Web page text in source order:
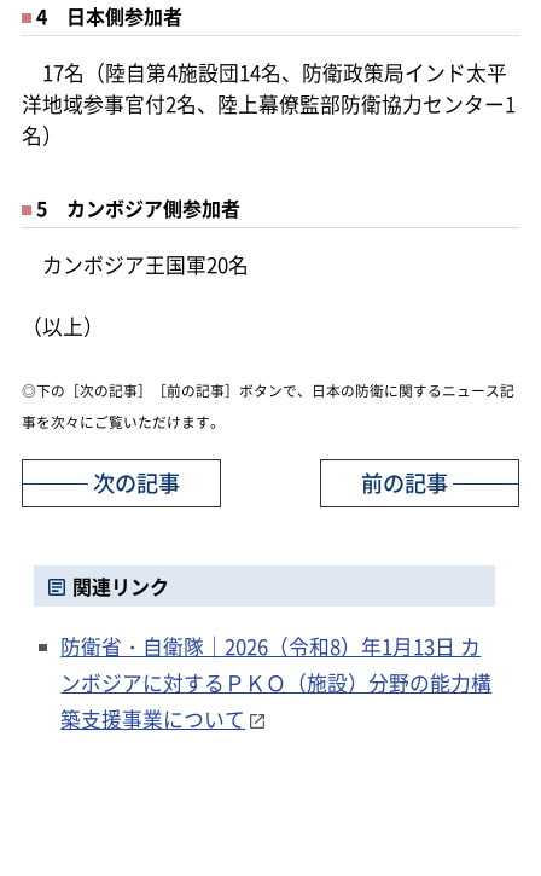
4 日本側参加者
17名（陸自第4施設団14名、防衛政策局インド太平
洋地域参事官付2名、陸上幕僚監部防衛協力センター1
名）
5 カンボジア側参加者
カンボジア王国軍20名
（以上）
◎下の［次の記事］［前の記事］ボタンで、日本の防衛に関するニュース記
事を次々にご覧いただけます。
前の記事
次の記事
関連リンク
防衛省・自衛隊｜2026（令和8）年1月13日 カ
ンボジアに対するＰＫＯ（施設）分野の能力構
築支援事業について